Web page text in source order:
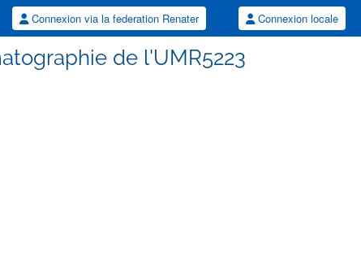
Connexion via la federation Renater Connexion locale
de l'UMR5223